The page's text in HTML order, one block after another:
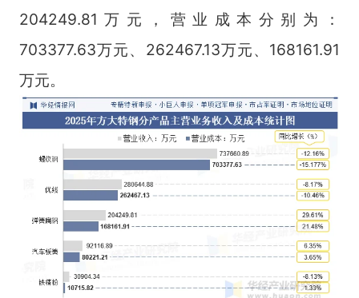
204249.81万元，营业成本分别为：
703377.63万元、262467.13万元、168161.91
万元。